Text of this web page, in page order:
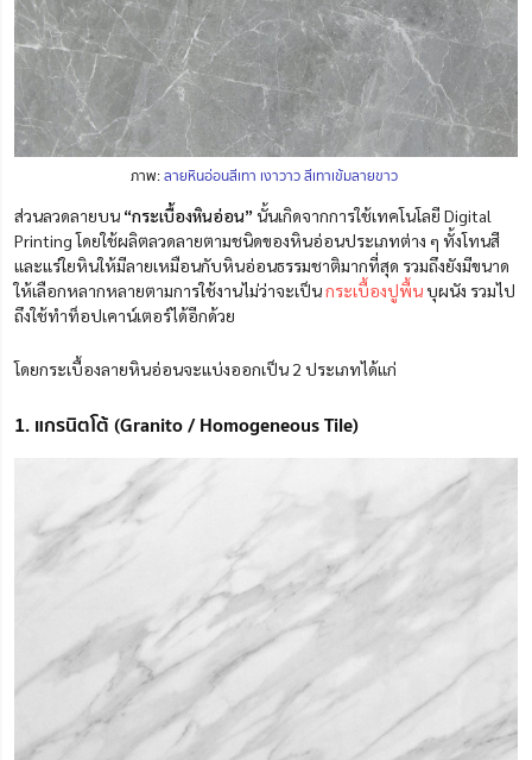
ภาพ:ลายหินอ่อนสีเทา เงาวาว สีเทาเข้มลายขาว
ส่วนลวดลายบน “กระเบื้องหินอ่อน”นั้นเกิดจากการใช้เทคโนโลยี Digital
Printing โดยใช้ผลิตลวดลายตามชนิดของหินอ่อนประเภทต่าง ๆ ทั้งโทนสี
และแร่ใยหินให้มีลายเหมือนกับหินอ่อนธรรมชาติมากที่สุด รวมถึงยังมีขนาด
ให้เลือกหลากหลายตามการใช้งานไม่ว่าจะเป็นกระเบื้องปูพื้นบุผนัง รวมไป
ถึงใช้ทำท็อปเคาน์เตอร์ได้อีกด้วย
โดยกระเบื้องลายหินอ่อนจะแบ่งออกเป็น 2 ประเภทได้แก่
1. แกรนิตโต้ (Granito / Homogeneous Tile)